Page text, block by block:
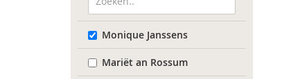
Monique Janssens
Mariët an Rossum